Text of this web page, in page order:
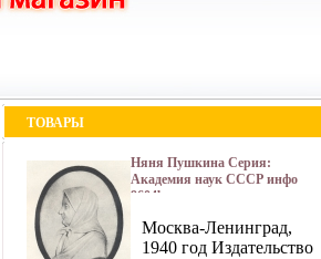
ТОВАРЫ
Няня Пушкина Серия:
Академия наук СССР инфо
9604b.
Москва-Ленинград,
1940 год Издательство